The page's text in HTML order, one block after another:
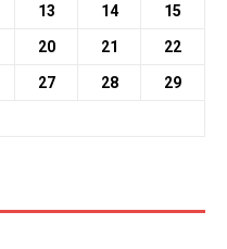
13 14 15
20 21 22
27 28 29